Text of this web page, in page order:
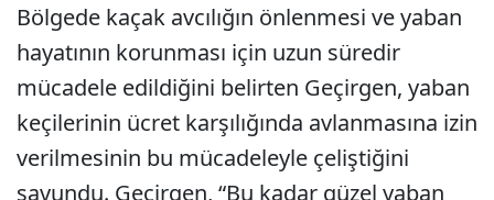
Bölgede kaçak avcılığın önlenmesi ve yaban
hayatının korunması için uzun süredir
mücadele edildiğini belirten Geçirgen, yaban
keçilerinin ücret karşılığında avlanmasına izin
verilmesinin bu mücadeleyle çeliştiğini
savundu. Geçirgen, “Bu kadar güzel yaban